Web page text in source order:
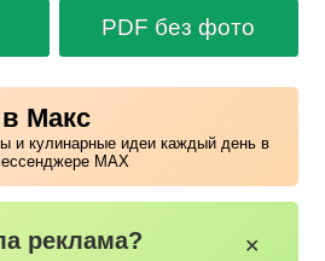
PDF без фото
Макс
и кулинарные идеи каждый день в
MAX
реклама? ✕